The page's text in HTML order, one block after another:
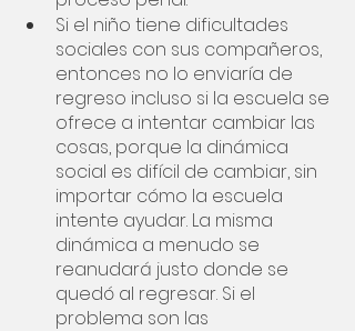
Si el niño tiene dificultades
sociales con sus compañeros,
entonces no lo enviaría de
regreso incluso si la escuela se
ofrece a intentar cambiar las
cosas, porque la dinámica
social es difícil de cambiar, sin
importar cómo la escuela
intente ayudar. La misma
dinámica a menudo se
reanudará justo donde se
quedó al regresar. Si el
problema son las